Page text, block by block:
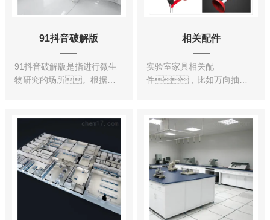
点。放置在实验...
91抖音破解版
91抖音破解版是指进行微生
物研究的场所。根据实
实验室工程或净化工
程。主要应用于微生
物学、生物医
学、生物化
学、动物实验、
基因重组以及生物制品等研
究使用的实验室统称生...
相关配件
实验室家具相关配
件，比如万向抽气
中，经常与毒性很
强、有腐蚀
性、易燃烧和具有爆
炸性的化学药品直接接
触，常常使用易碎的玻
璃和瓷质器皿以及在煤
气、水、
电等高温电热设备的环境下